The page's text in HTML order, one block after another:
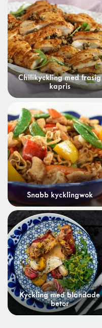
Chilikyckling med frasig
kapris
Snabb kycklingwok
Kyckling med blandade
betor